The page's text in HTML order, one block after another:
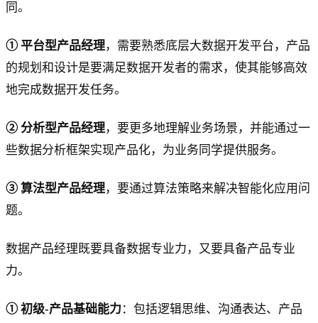
同。
① 平台型产品经理，需要熟悉底层大数据开发平台，产品
的规划和设计是要满足数据开发者的需求，使其能够高效
地完成数据开发任务。
② 分析型产品经理，要更多地理解业务场景，并能通过一
些数据分析框架实现产品化，为业务同学提供服务。
③ 算法型产品经理，要通过算法策略来解决智能化应用问
题。
数据产品经理既要具备数据专业力，又要具备产品专业
力。
① 初级-产品基础能力 ：包括逻辑思维、沟通表达、产品